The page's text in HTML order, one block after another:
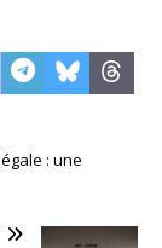
: une